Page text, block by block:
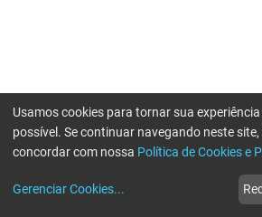
Usamos cookies para tornar sua
possível. Se continuar navegando neste
concordar com nossa Política de Cookies e
Gerenciar Cookies...
Erro ao enviar informações, por favor